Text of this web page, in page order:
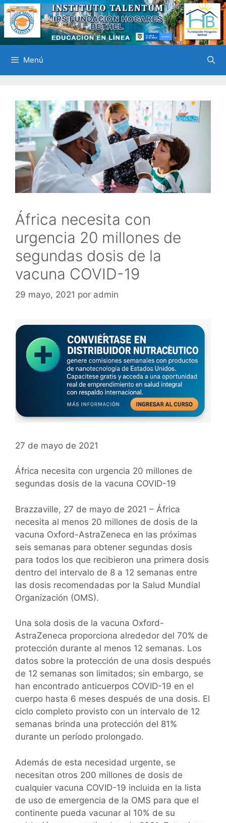
Saltar
al
contenido
Menú
África necesita con
urgencia 20 millones de
segundas dosis de la
vacuna COVID-19
29 mayo, 2021 por admin
27 de mayo de 2021
África necesita con urgencia 20 millones de
segundas dosis de la vacuna COVID-19
Brazzaville, 27 de mayo de 2021 – África
necesita al menos 20 millones de dosis de la
vacuna Oxford-AstraZeneca en las próximas
seis semanas para obtener segundas dosis
para todos los que recibieron una primera dosis
dentro del intervalo de 8 a 12 semanas entre
las dosis recomendadas por la Salud Mundial
Organización (OMS).
Una sola dosis de la vacuna Oxford-
AstraZeneca proporciona alrededor del 70% de
protección durante al menos 12 semanas. Los
datos sobre la protección de una dosis después
de 12 semanas son limitados; sin embargo, se
han encontrado anticuerpos COVID-19 en el
cuerpo hasta 6 meses después de una dosis. El
ciclo completo provisto con un intervalo de 12
semanas brinda una protección del 81%
durante un período prolongado.
Además de esta necesidad urgente, se
necesitan otros 200 millones de dosis de
cualquier vacuna COVID-19 incluida en la lista
de uso de emergencia de la OMS para que el
continente pueda vacunar al 10% de su